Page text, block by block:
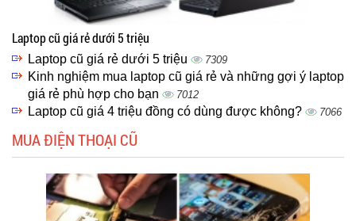
Laptop cũ giá rẻ dưới 5 triệu
Laptop cũ giá rẻ dưới 5 triệu 7309
Kinh nghiệm mua laptop cũ giá rẻ và những gợi ý laptop
giá rẻ phù hợp cho bạn
7012
Laptop cũ giá 4 triệu đồng có dùng được không? 7066
MUA ĐIỆN THOẠI CŨ